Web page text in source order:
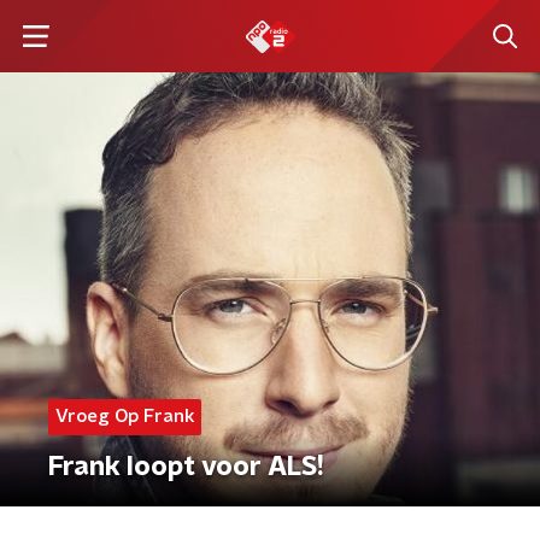
Vroeg Op Frank
Frank loopt voor ALS!